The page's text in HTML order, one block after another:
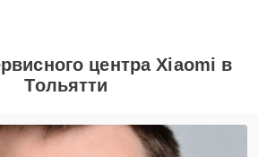
центра Xiaomi в
Тольятти